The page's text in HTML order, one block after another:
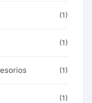
(1)
(1)
(1)
(1)